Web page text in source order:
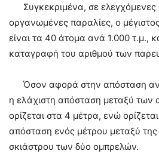
Συγκεκριμένα, σε ελεγχόμενες
οργανωμένες παραλίες, ο
είναι τα 40 άτομα ανά 1.000 τ.μ.,
καταγραφή του αριθμού των
Όσον αφορά στην απόσταση
η ελάχιστη απόσταση μεταξύ
ορίζεται στα 4 μέτρα, ενώ
απόσταση ενός μέτρου μεταξύ της
σκιάστρου των δύο ομπρελών.